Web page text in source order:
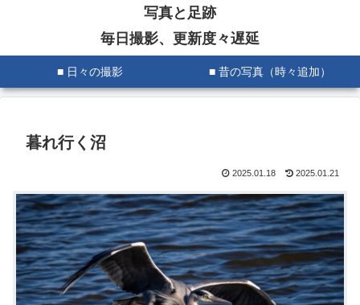
写真と足跡
毎日撮影、更新度々遅延
■ 日々の撮影 ■ 昔の写真（時々追加）
暮れ行く沼
2025.01.18 2025.01.21